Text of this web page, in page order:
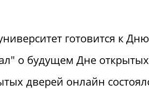
готовится к
о будущем Дне
дверей онлайн